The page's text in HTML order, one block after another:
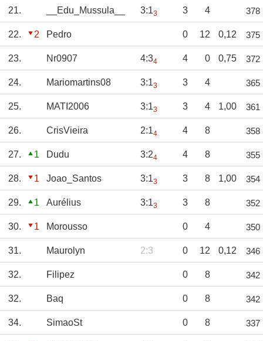
21. __Edu_Mussula__ 3:13 3 4 378
22. 2 Pedro 0 12 0,12 375
23. Nr0907 4:34 4 0 0,75 372
24. Mariomartins08 3:13 3 4 365
25. MATI2006 3:13 3 4 1,00 361
26. CrisVieira 2:14 4 8 358
27. 1 Dudu 3:24 4 8 355
28. 1 Joao_Santos 3:13 3 8 1,00 354
29. 1 Aurélius 3:13 3 8 352
30. 1 Morousso 0 4 350
31. Maurolyn 2:3 0 12 0,12 346
32. Filipez 0 8 342
32. Baq 0 8 342
34. SimaoSt 0 8 337